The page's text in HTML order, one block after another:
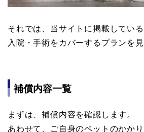
それでは、当サイトに掲載してい
入院・手術をカバーするプランを
補償内容一覧
まずは、補償内容を確認します。
あわせて、ご自身のペットのかか